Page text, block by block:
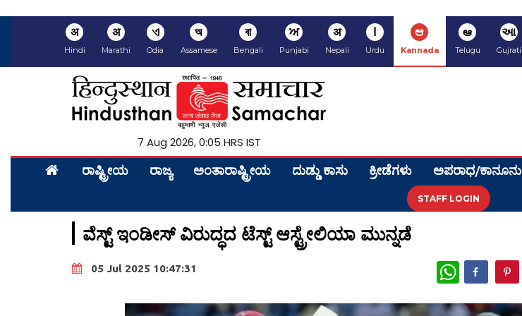
अ
Hindi
अ
Marathi
ଏ
Odia
অ
Assamese
বা
Bengali
ਅ
Punjabi
अ
Nepali
ا
Urdu
ಆ
Kannada
ఆ
Telugu
આ
Gujrati
7 Aug 2026, 0:05 HRS IST
ರಾಷ್ಟ್ರೀಯ ರಾಜ್ಯ ಅಂತಾರಾಷ್ಟ್ರೀಯ ದುಡ್ಡು ಕಾಸು ಕ್ರೀಡೆಗಳು ಅಪರಾಧ/ಕಾನೂನು
STAFF LOGIN
ವೆಸ್ಟ್ ಇಂಡೀಸ್ ವಿರುದ್ಧದ ಟೆಸ್ಟ್ ಆಸ್ಟ್ರೇಲಿಯಾ ಮುನ್ನಡೆ
05 Jul 2025 10:47:31 WhatsApp